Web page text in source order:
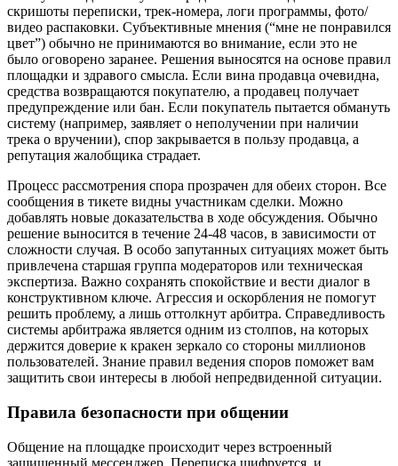
скришоты переписки, трек-номера, логи программы, фото/
видео распаковки. Субъективные мнения (“мне не понравился
цвет”) обычно не принимаются во внимание, если это не
было оговорено заранее. Решения выносятся на основе правил
площадки и здравого смысла. Если вина продавца очевидна,
средства возвращаются покупателю, а продавец получает
предупреждение или бан. Если покупатель пытается обмануть
систему (например, заявляет о неполучении при наличии
трека о вручении), спор закрывается в пользу продавца, а
репутация жалобщика страдает.
Процесс рассмотрения спора прозрачен для обеих сторон. Все
сообщения в тикете видны участникам сделки. Можно
добавлять новые доказательства в ходе обсуждения. Обычно
решение выносится в течение 24-48 часов, в зависимости от
сложности случая. В особо запутанных ситуациях может быть
привлечена старшая группа модераторов или техническая
экспертиза. Важно сохранять спокойствие и вести диалог в
конструктивном ключе. Агрессия и оскорбления не помогут
решить проблему, а лишь оттолкнут арбитра. Справедливость
системы арбитража является одним из столпов, на которых
держится доверие к кракен зеркало со стороны миллионов
пользователей. Знание правил ведения споров поможет вам
защитить свои интересы в любой непредвиденной ситуации.
Правила безопасности при общении
Общение на площадке происходит через встроенный
защищенный мессенджер. Переписка шифруется, и